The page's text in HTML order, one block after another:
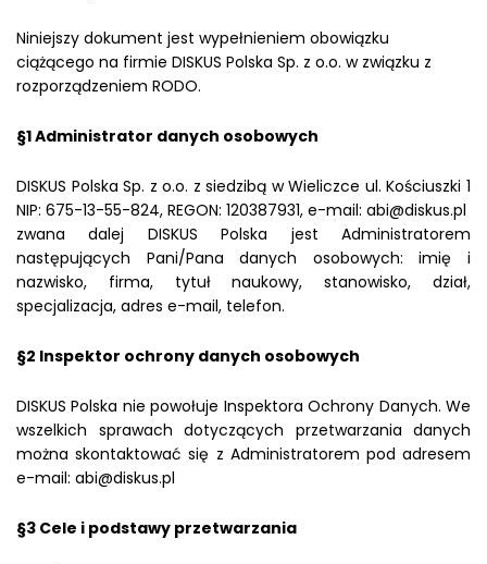
Niniejszy dokument jest wypełnieniem obowiązku
ciążącego na firmie DISKUS Polska Sp. z o.o. w związku z
rozporządzeniem RODO.
§1 Administrator danych osobowych
DISKUS Polska Sp. z o.o. z siedzibą w Wieliczce ul. Kościuszki 1
NIP: 675-13-55-824, REGON: 120387931, e-mail: abi@diskus.pl
zwana dalej DISKUS Polska jest Administratorem
następujących Pani/Pana danych osobowych: imię i
nazwisko, firma, tytuł naukowy, stanowisko, dział,
specjalizacja, adres e-mail, telefon.
§2 Inspektor ochrony danych osobowych
DISKUS Polska nie powołuje Inspektora Ochrony Danych. We
wszelkich sprawach dotyczących przetwarzania danych
można skontaktować się z Administratorem pod adresem
e-mail: abi@diskus.pl
§3 Cele i podstawy przetwarzania